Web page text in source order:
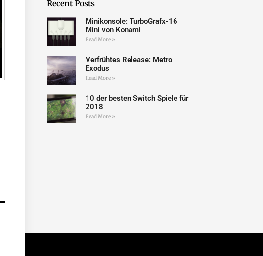
Recent Posts
Minikonsole: TurboGrafx-16
Mini von Konami
Read More »
Verfrühtes Release: Metro
Exodus
Read More »
10 der besten Switch Spiele für
2018
Read More »